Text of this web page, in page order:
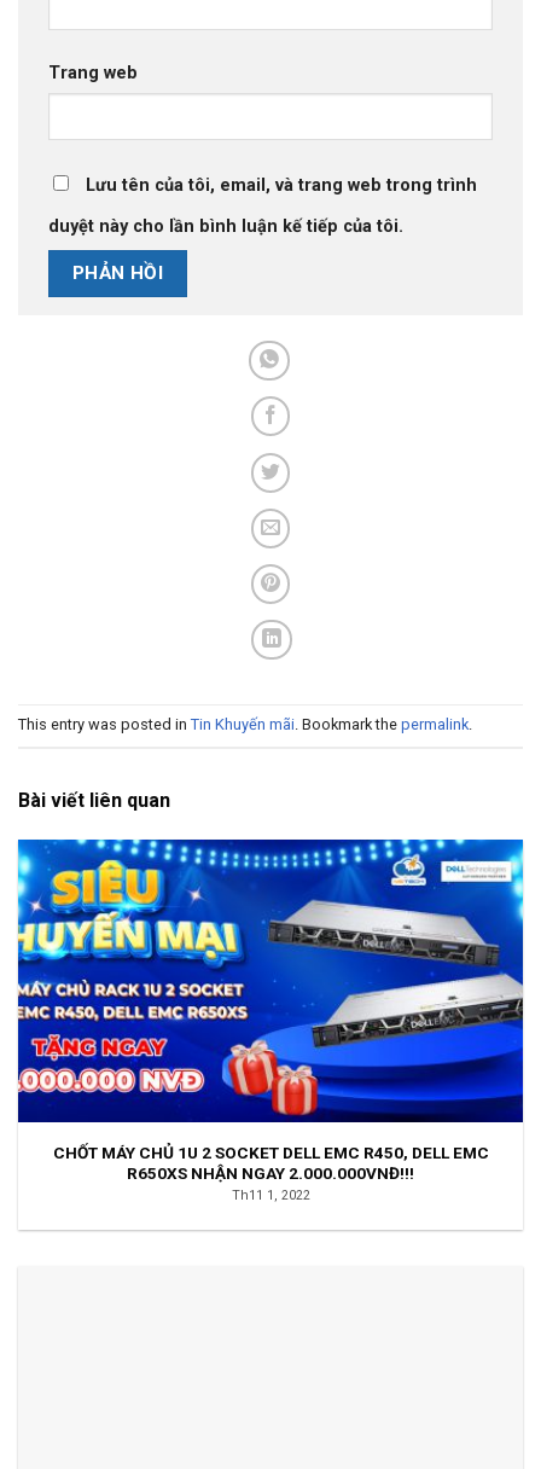
Trang web
Lưu tên của tôi, email, và trang web trong trình
duyệt này cho lần bình luận kế tiếp của tôi.
This entry was posted in Tin Khuyến mãi. Bookmark the permalink.
Bài viết liên quan
CHỐT MÁY CHỦ 1U 2 SOCKET DELL EMC R450, DELL EMC
R650XS NHẬN NGAY 2.000.000VNĐ!!!
Th11 1, 2022